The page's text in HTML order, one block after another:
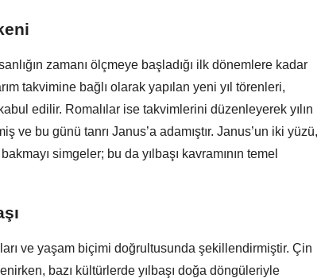
zamanı ölçmeye başladığı ilk dönemlere kadar
takvimine bağlı olarak yapılan yeni yıl törenleri,
edilir. Romalılar ise takvimlerini düzenleyerek yılın
ve bu günü tanrı Janus’a adamıştır. Janus’un iki yüzü,
simgeler; bu da yılbaşı kavramının temel
ve yaşam biçimi doğrultusunda şekillendirmiştir. Çin
bazı kültürlerde yılbaşı doğa döngüleriyle